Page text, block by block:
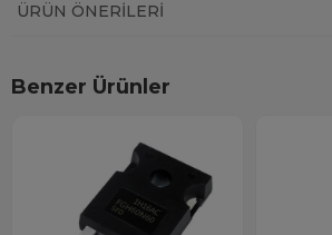
ÜRÜN ÖNERILERI
Benzer Ürünler